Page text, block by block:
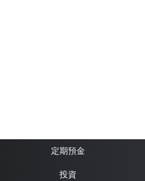
定期預金
投資